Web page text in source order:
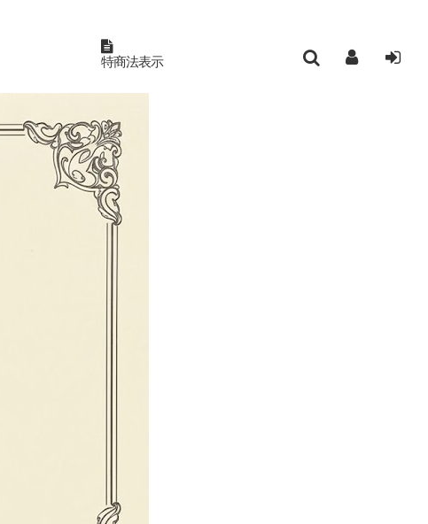
特商法表示